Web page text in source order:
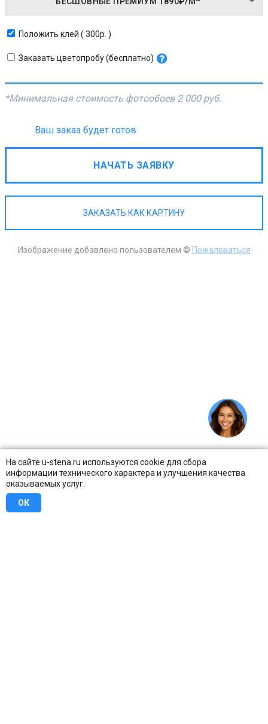
На сайте u-stena.ru используются cookie для сбора
информации технического характера и улучшения качества
оказываемых услуг.
ОК
Положить клей ( 300р. )
Заказать цветопробу (бесплатно)
*Минимальная стоимость фотообоев 2 000 руб.
Ваш заказ будет готов
НАЧАТЬ ЗАЯВКУ
ЗАКАЗАТЬ КАК КАРТИНУ
Изображение добавлено пользователем © Пожаловаться